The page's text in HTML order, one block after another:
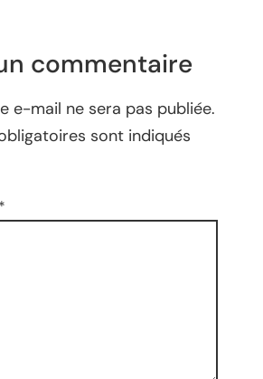
commentaire
e-mail ne sera pas publiée.
sont indiqués
*